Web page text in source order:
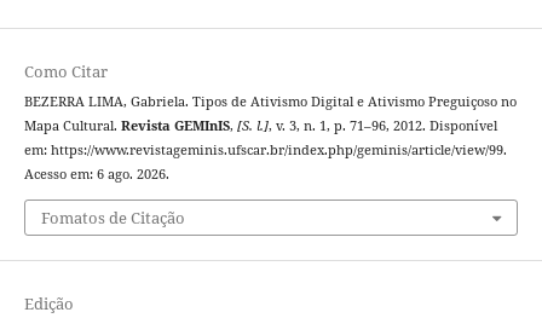
Como Citar
BEZERRA LIMA, Gabriela. Tipos de Ativismo Digital e Ativismo Preguiçoso no
Mapa Cultural. Revista GEMInIS, [S. l.], v. 3, n. 1, p. 71–96, 2012. Disponível
em: https://www.revistageminis.ufscar.br/index.php/geminis/article/view/99.
Acesso em: 6 ago. 2026.
Fomatos de Citação
Edição